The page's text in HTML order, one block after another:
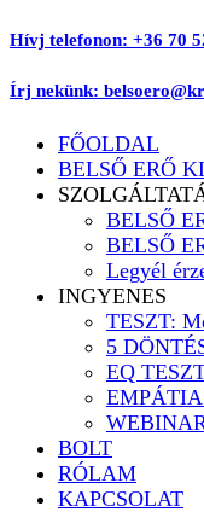
Ugrás
tartalomhoz
Hívj telefonon: +36 70
Írj nekünk:
FŐOLDAL
BELSŐ ERŐ
BELSŐ
BELSŐ
Legyél
INGYENES
TESZT:
5
EQ
BOLT
RÓLAM
KAPCSOLAT